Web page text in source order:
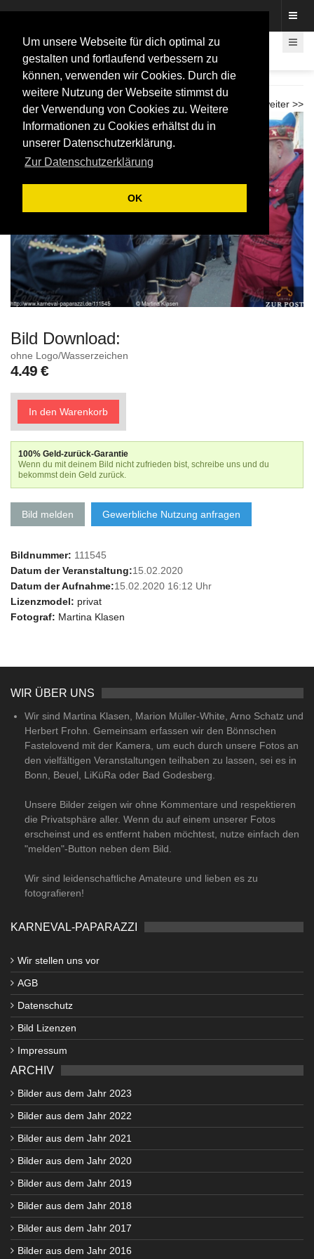
Um unsere Webseite für dich optimal zu
gestalten und fortlaufend verbessern zu
können, verwenden wir Cookies. Durch die
weitere Nutzung der Webseite stimmst du
der Verwendung von Cookies zu. Weitere
Informationen zu Cookies erhältst du in
unserer Datenschutzerklärung.
Zur Datenschutzerklärung
OK
Zug in Graurheindorf 2020
weiter >>
<< zurück
Bild Download:
ohne Logo/Wasserzeichen
4.49 €
In den Warenkorb
100% Geld-zurück-Garantie
Wenn du mit deinem Bild nicht zufrieden bist, schreibe uns und du
bekommst dein Geld zurück.
Bild melden Gewerbliche Nutzung anfragen
Bildnummer: 111545
Datum der Veranstaltung:15.02.2020
Datum der Aufnahme:15.02.2020 16:12 Uhr
Lizenzmodel: privat
Fotograf: Martina Klasen
WIR ÜBER UNS
Wir sind Martina Klasen, Marion Müller-White, Arno Schatz und
Herbert Frohn. Gemeinsam erfassen wir den Bönnschen
Fastelovend mit der Kamera, um euch durch unsere Fotos an
den vielfältigen Veranstaltungen teilhaben zu lassen, sei es in
Bonn, Beuel, LiKüRa oder Bad Godesberg.
Unsere Bilder zeigen wir ohne Kommentare und respektieren
die Privatsphäre aller. Wenn du auf einem unserer Fotos
erscheinst und es entfernt haben möchtest, nutze einfach den
"melden"-Button neben dem Bild.
Wir sind leidenschaftliche Amateure und lieben es zu
fotografieren!
KARNEVAL-PAPARAZZI
Wir stellen uns vor
AGB
Datenschutz
Bild Lizenzen
Impressum
ARCHIV
Bilder aus dem Jahr 2023
Bilder aus dem Jahr 2022
Bilder aus dem Jahr 2021
Bilder aus dem Jahr 2020
Bilder aus dem Jahr 2019
Bilder aus dem Jahr 2018
Bilder aus dem Jahr 2017
Bilder aus dem Jahr 2016